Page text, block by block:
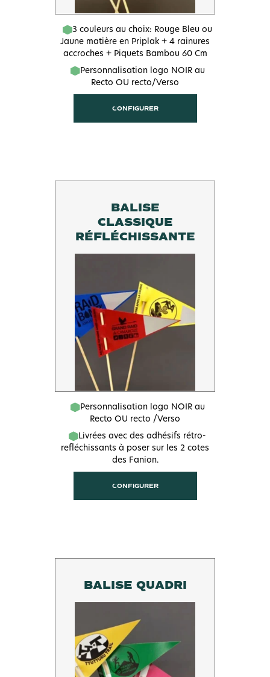
3 couleurs au choix: Rouge Bleu ou
Jaune matière en Priplak + 4 rainures
accroches + Piquets Bambou 60 Cm
Personnalisation logo NOIR au
Recto OU recto/Verso
CONFIGURER
BALISE
CLASSIQUE
RÉFLÉCHISSANTE
Personnalisation logo NOIR au
Recto OU recto /Verso
Livrées avec des adhésifs rétro-
refléchissants à poser sur les 2 cotes
des Fanion.
CONFIGURER
BALISE QUADRI